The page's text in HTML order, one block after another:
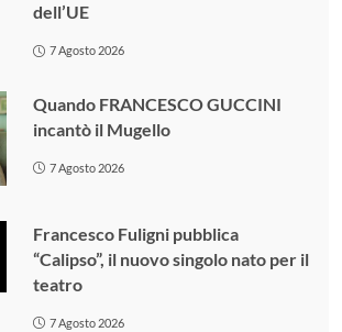
dell’UE
7 Agosto 2026
Quando FRANCESCO GUCCINI
incantò il Mugello
7 Agosto 2026
Francesco Fuligni pubblica
“Calipso”, il nuovo singolo nato per il
teatro
7 Agosto 2026